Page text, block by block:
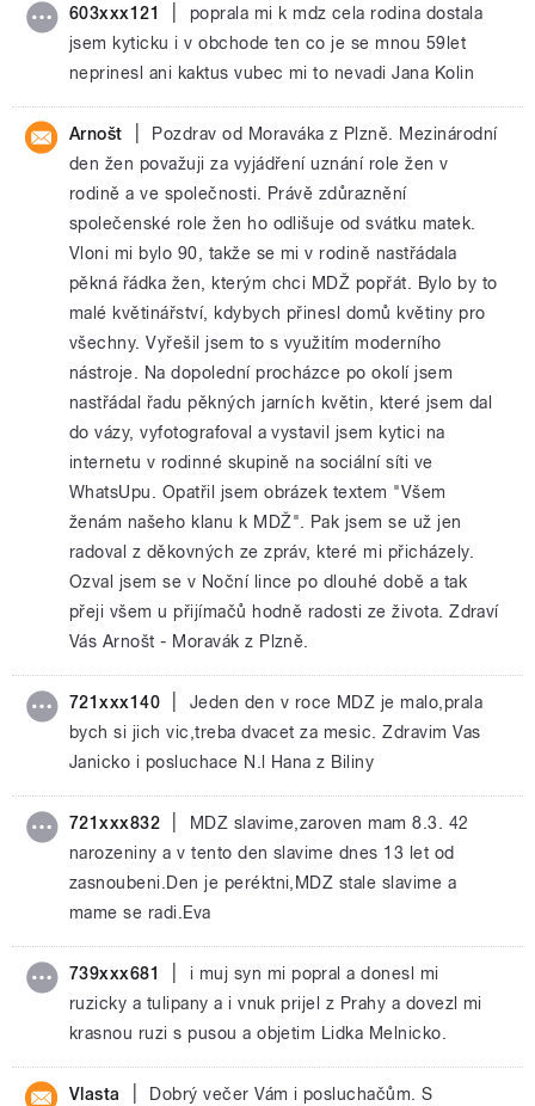
603xxx121
poprala mi k mdz cela rodina dostala
jsem kyticku i v obchode ten co je se mnou 59let
neprinesl ani kaktus vubec mi to nevadi Jana Kolin
Arnošt
Pozdrav od Moraváka z Plzně. Mezinárodní
den žen považuji za vyjádření uznání role žen v
rodině a ve společnosti. Právě zdůraznění
společenské role žen ho odlišuje od svátku matek.
Vloni mi bylo 90, takže se mi v rodině nastřádala
pěkná řádka žen, kterým chci MDŽ popřát. Bylo by to
malé květinářství, kdybych přinesl domů květiny pro
všechny. Vyřešil jsem to s využitím moderního
nástroje. Na dopolední procházce po okolí jsem
nastřádal řadu pěkných jarních květin, které jsem dal
do vázy, vyfotografoval a vystavil jsem kytici na
internetu v rodinné skupině na sociální síti ve
WhatsUpu. Opatřil jsem obrázek textem "Všem
ženám našeho klanu k MDŽ". Pak jsem se už jen
radoval z děkovných ze zpráv, které mi přicházely.
Ozval jsem se v Noční lince po dlouhé době a tak
přeji všem u přijímačů hodně radosti ze života. Zdraví
Vás Arnošt - Moravák z Plzně.
721xxx140
Jeden den v roce MDZ je malo,prala
bych si jich vic,treba dvacet za mesic. Zdravim Vas
Janicko i posluchace N.l Hana z Biliny
721xxx832
MDZ slavime,zaroven mam 8.3. 42
narozeniny a v tento den slavime dnes 13 let od
zasnoubeni.Den je peréktni,MDZ stale slavime a
mame se radi.Eva
739xxx681
i muj syn mi popral a donesl mi
ruzicky a tulipany a i vnuk prijel z Prahy a dovezl mi
krasnou ruzi s pusou a objetim Lidka Melnicko.
Vlasta Dobrý večer Vám i posluchačům. S